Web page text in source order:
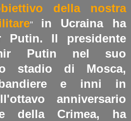
della nostra
" in Ucraina ha
Putin. Il presidente
Putin nel suo
stadio di Mosca,
e inni in
anniversario
della Crimea, ha